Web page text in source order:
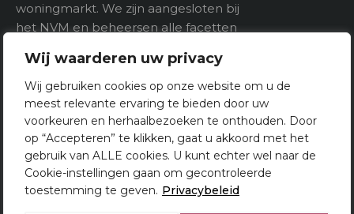
Wij waarderen uw privacy
Wij gebruiken cookies op onze website om u de
meest relevante ervaring te bieden door uw
voorkeuren en herhaalbezoeken te onthouden. Door
op “Accepteren” te klikken, gaat u akkoord met het
gebruik van ALLE cookies. U kunt echter wel naar de
Cookie-instellingen gaan om gecontroleerde
toestemming te geven. Privacybeleid
Indeling
Aantal verdiepeingen
Buitenruimte
Tuin
woningmarkt. We zijn aangesloten bij
het NVM en beheersen alle facetten
dan ook terecht voor het kopen,
verkopen én taxeren van woningen in
Utrecht.
Makelaar Utrecht